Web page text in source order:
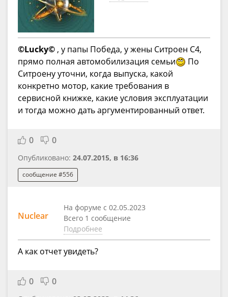
©Lucky© , у папы Победа, у жены Ситроен С4,
прямо полная автомобилизация семьи
По
Ситроену уточни, когда выпуска, какой
конкретно мотор, какие требования в
сервисной книжке, какие условия эксплуатации
и тогда можно дать аргументированный ответ.
0 0
Опубликовано: 24.07.2015, в 16:36
сообщение #556
Nuclear
На форуме с 02.05.2023
Всего 1 сообщение
Подробнее
А как отчет увидеть?
0 0